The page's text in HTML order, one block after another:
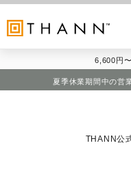
6,600円
夏季休業期間中の営
THANN公